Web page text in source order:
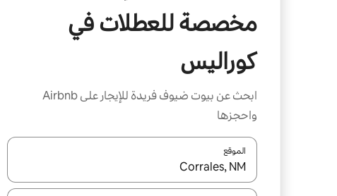
مخصصة للعطلات في
كوراليس
ابحث عن بيوت ضيوف فريدة للإيجار على Airbnb
واحجزها
الموقع
عند توفر النتائج، انتقل باستخدام السهمين لأعلى ولأسفل